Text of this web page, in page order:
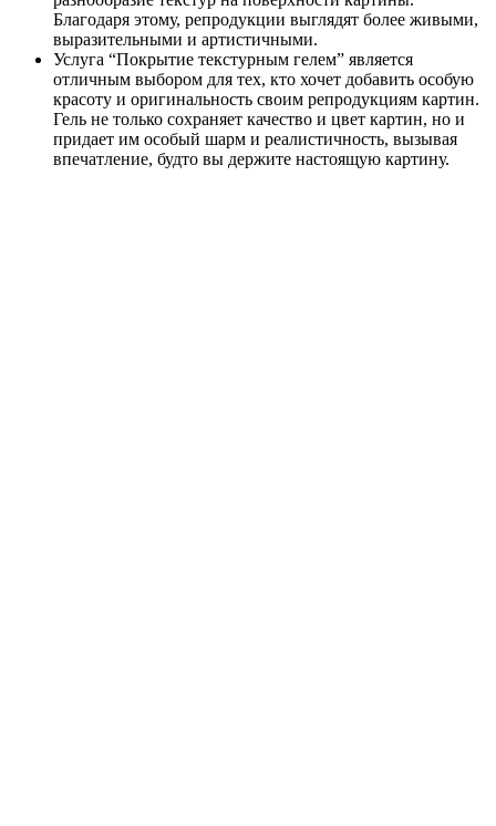
Благодаря этому, репродукции выглядят более живыми,
выразительными и артистичными.
Услуга “Покрытие текстурным гелем” является
отличным выбором для тех, кто хочет добавить особую
красоту и оригинальность своим репродукциям картин.
Гель не только сохраняет качество и цвет картин, но и
придает им особый шарм и реалистичность, вызывая
впечатление, будто вы держите настоящую картину.